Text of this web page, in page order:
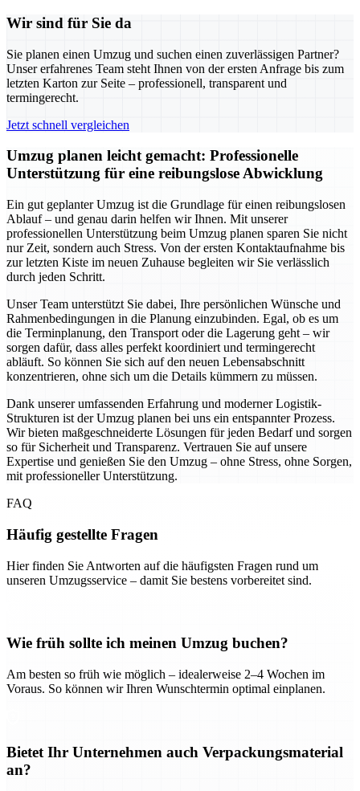
Wir sind für Sie da
Sie planen einen Umzug und suchen einen zuverlässigen Partner?
Unser erfahrenes Team steht Ihnen von der ersten Anfrage bis zum
letzten Karton zur Seite – professionell, transparent und
termingerecht.
Jetzt schnell vergleichen
Umzug planen leicht gemacht: Professionelle
Unterstützung für eine reibungslose Abwicklung
Ein gut geplanter Umzug ist die Grundlage für einen reibungslosen
Ablauf – und genau darin helfen wir Ihnen. Mit unserer
professionellen Unterstützung beim Umzug planen sparen Sie nicht
nur Zeit, sondern auch Stress. Von der ersten Kontaktaufnahme bis
zur letzten Kiste im neuen Zuhause begleiten wir Sie verlässlich
durch jeden Schritt.
Unser Team unterstützt Sie dabei, Ihre persönlichen Wünsche und
Rahmenbedingungen in die Planung einzubinden. Egal, ob es um
die Terminplanung, den Transport oder die Lagerung geht – wir
sorgen dafür, dass alles perfekt koordiniert und termingerecht
abläuft. So können Sie sich auf den neuen Lebensabschnitt
konzentrieren, ohne sich um die Details kümmern zu müssen.
Dank unserer umfassenden Erfahrung und moderner Logistik-
Strukturen ist der Umzug planen bei uns ein entspannter Prozess.
Wir bieten maßgeschneiderte Lösungen für jeden Bedarf und sorgen
so für Sicherheit und Transparenz. Vertrauen Sie auf unsere
Expertise und genießen Sie den Umzug – ohne Stress, ohne Sorgen,
mit professioneller Unterstützung.
FAQ
Häufig gestellte Fragen
Hier finden Sie Antworten auf die häufigsten Fragen rund um
unseren Umzugsservice – damit Sie bestens vorbereitet sind.
Wie früh sollte ich meinen Umzug buchen?
Am besten so früh wie möglich – idealerweise 2–4 Wochen im
Voraus. So können wir Ihren Wunschtermin optimal einplanen.
Bietet Ihr Unternehmen auch Verpackungsmaterial
an?